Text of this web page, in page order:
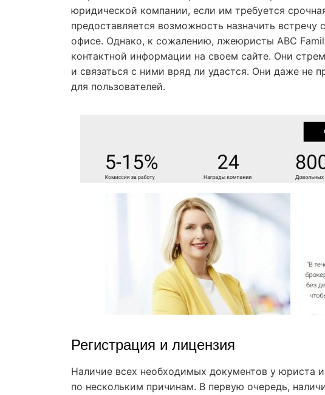
юридической компании, если им требуется
предоставляется возможность назначить
офисе. Однако, к сожалению, лжеюристы ABC
контактной информации на своем сайте. Они
и связаться с ними вряд ли удастся. Они даже не
для пользователей.
Регистрация и лицензия
Наличие всех необходимых документов у юриста
по нескольким причинам. В первую очередь,